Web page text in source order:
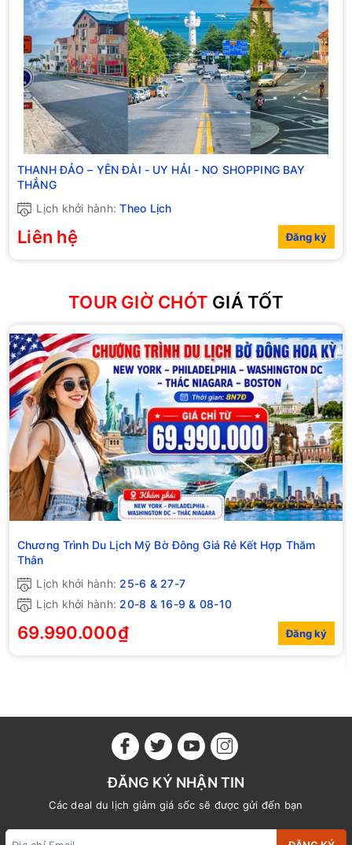
THANH ĐẢO – YÊN ĐÀI - UY HẢI - NO SHOPPING BAY
THẲNG
Lịch khởi hành:Theo Lịch
Liên hệ Đăng ký
TOUR GIỜ CHÓT GIÁ TỐT
Chương Trình Du Lịch Mỹ Bờ Đông Giá Rẻ Kết Hợp Thăm
Thân
Lịch khởi hành: 25-6 & 27-7
Lịch khởi hành: 20-8 & 16-9 & 08-10
69.990.000₫ Đăng ký
ĐĂNG KÝ NHẬN TIN
Các deal du lịch giảm giá sốc sẽ được gửi đến bạn